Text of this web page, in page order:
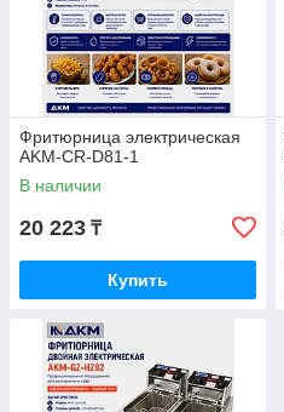
Фритюрница электрическая
AKM-CR-D81-1
В наличии
20 223 ₸
Купить